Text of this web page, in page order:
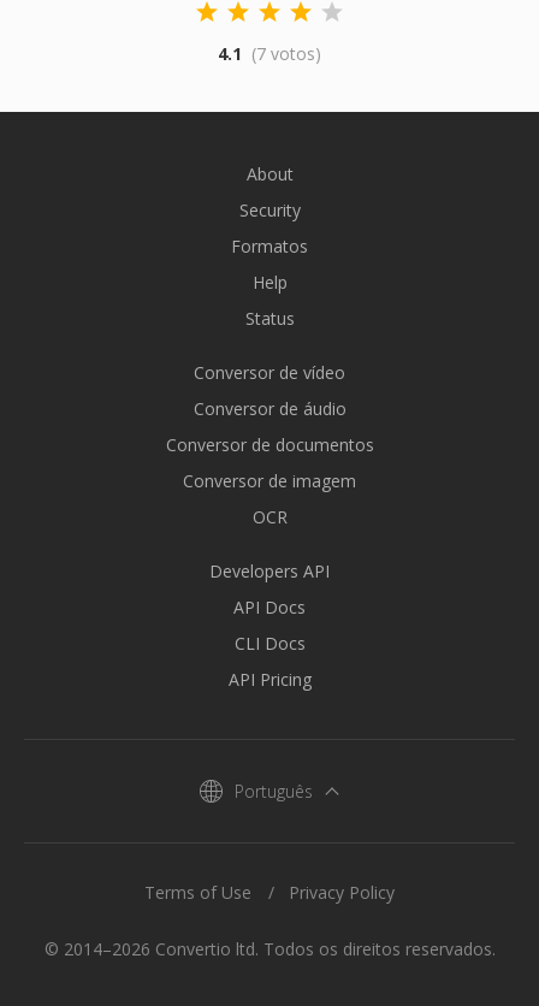
4.1 (7 votos)
About
Security
Formatos
Help
Status
Conversor de vídeo
Conversor de áudio
Conversor de documentos
Conversor de imagem
OCR
Developers API
API Docs
CLI Docs
API Pricing
Português
© 2014–2026 Convertio ltd. Todos os direitos reservados.
Terms of Use Privacy Policy